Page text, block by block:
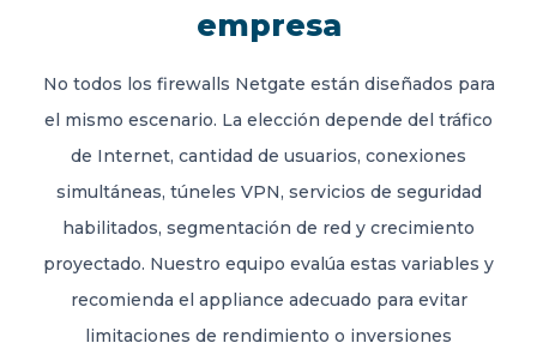
empresa
No todos los firewalls Netgate están diseñados para
el mismo escenario. La elección depende del tráfico
de Internet, cantidad de usuarios, conexiones
simultáneas, túneles VPN, servicios de seguridad
habilitados, segmentación de red y crecimiento
proyectado. Nuestro equipo evalúa estas variables y
recomienda el appliance adecuado para evitar
limitaciones de rendimiento o inversiones